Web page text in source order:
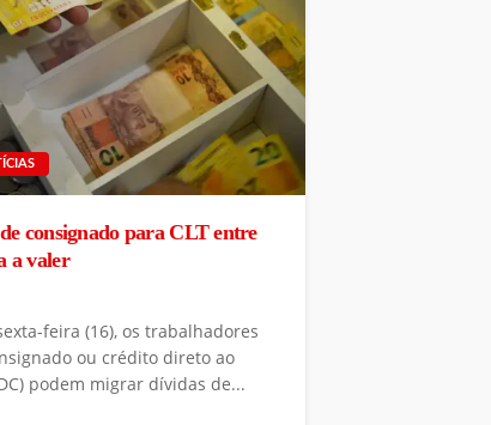
consignado para CLT entre
a valer
feira (16), os trabalhadores
ou crédito direto ao
podem migrar dívidas de...